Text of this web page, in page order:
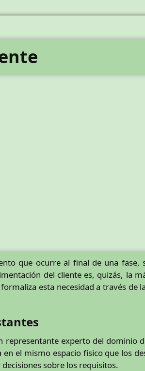
que ocurre al final de una
del cliente es, quizás, la
esta necesidad a través de
experto del dominio
el mismo espacio físico que los
sobre los requisitos.